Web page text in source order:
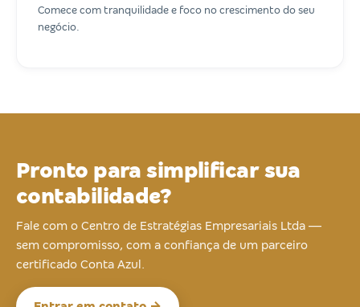
Comece com tranquilidade e foco no crescimento do seu
negócio.
Pronto para simplificar sua
contabilidade?
Fale com o Centro de Estratégias Empresariais Ltda —
sem compromisso, com a confiança de um parceiro
certificado Conta Azul.